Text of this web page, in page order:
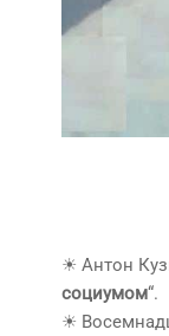
☀ Антон
социумом“.
☀